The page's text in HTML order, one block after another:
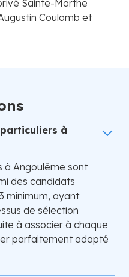
Sainte-Marthe
Coulomb et
à
à Angoulême sont
des candidats
minimum, ayant
de sélection
à associer à chaque
parfaitement adapté